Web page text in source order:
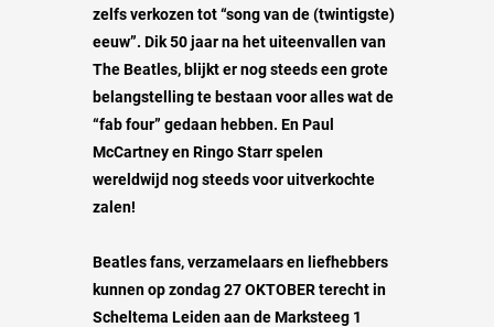
zelfs verkozen tot “song van de (twintigste)
eeuw”. Dik 50 jaar na het uiteenvallen van
The Beatles, blijkt er nog steeds een grote
belangstelling te bestaan voor alles wat de
“fab four” gedaan hebben. En Paul
McCartney en Ringo Starr spelen
wereldwijd nog steeds voor uitverkochte
zalen!
Beatles fans, verzamelaars en liefhebbers
kunnen op zondag 27 OKTOBER terecht in
Scheltema Leiden aan de Marksteeg 1